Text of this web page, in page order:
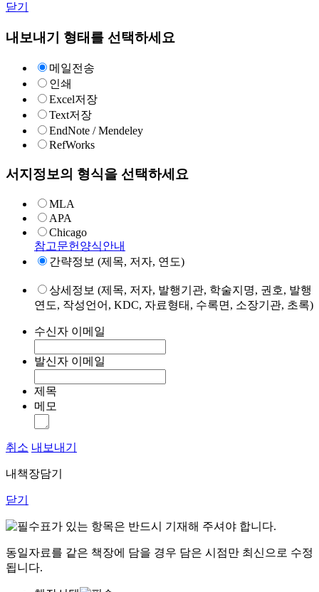
닫기
내보내기 형태를 선택하세요
메일전송
인쇄
Excel저장
Text저장
EndNote / Mendeley
RefWorks
서지정보의 형식을 선택하세요
MLA
APA
Chicago
참고문헌양식안내
간략정보 (제목, 저자, 연도)
상세정보 (제목, 저자, 발행기관, 학술지명, 권호, 발행
연도, 작성언어, KDC, 자료형태, 수록면, 소장기관, 초록)
수신자 이메일
발신자 이메일
제목
메모
취소 내보내기
내책장담기
닫기
표가 있는 항목은 반드시 기재해 주셔야 합니다.
동일자료를 같은 책장에 담을 경우 담은 시점만 최신으로 수정
됩니다.